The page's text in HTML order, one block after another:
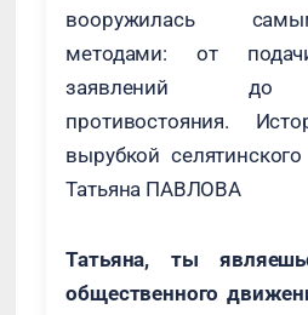
вооружилась
методами: от
заявлений до
противостояния.
вырубкой
Татьяна ПАВЛОВА
Татьяна, ты
общественного